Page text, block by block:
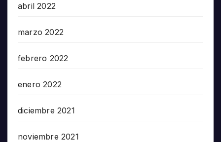
abril 2022
marzo 2022
febrero 2022
enero 2022
diciembre 2021
noviembre 2021